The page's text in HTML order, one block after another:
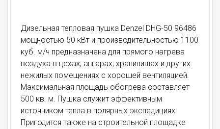
Дизельная тепловая пушка Denzel DHG-50 96486
мощностью 50 кВт и производительностью 1100
куб. м/ч предназначена для прямого нагрева
воздуха в цехах, ангарах, хранилищах и других
нежилых помещениях с хорошей вентиляцией.
Максимальная площадь обогрева составляет
500 кв. м. Пушка служит эффективным
источником тепла в полярных экспедициях.
Пригодится также на строительной площадке